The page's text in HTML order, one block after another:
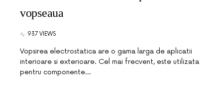
vopseaua
937 VIEWS
Vopsirea electrostatica are o gama larga de aplicatii
interioare si exterioare. Cel mai frecvent, este utilizata
pentru componente…